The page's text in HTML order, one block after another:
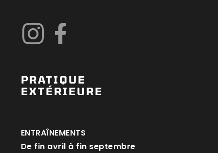
PRATIQUE
EXTÉRIEURE
ENTRAÎNEMENTS
De fin avril à fin septembre